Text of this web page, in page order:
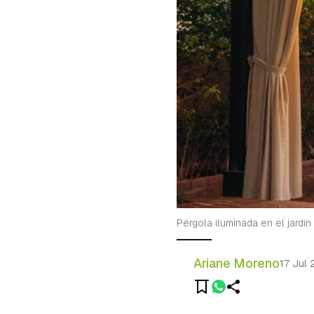
Pérgola iluminada en el jardín
Ariane Moreno17 Jul